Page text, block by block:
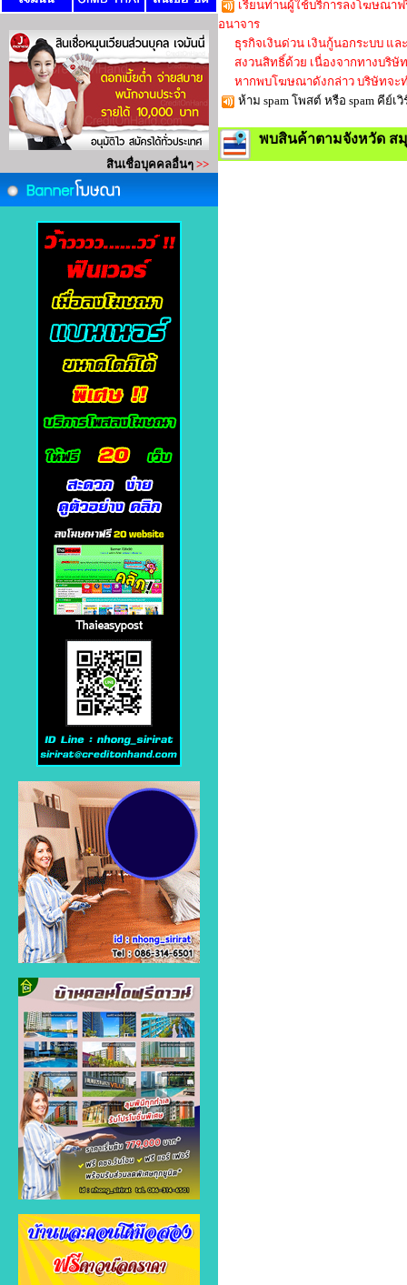
เรียนท่านผู้ใช้บริการลงโฆษณา
อนาจาร
ธุรกิจเงินด่วน เงินกู้นอกระบบ แล
สงวนสิทธิ์ด้วย เนื่องจากทางบริษัท
หากพบโฆษณาดังกล่าว บริษัทจะ
ห้าม spam โพสต์ หรือ spam คีย์
พบสินค้าตามจังหวัด ส